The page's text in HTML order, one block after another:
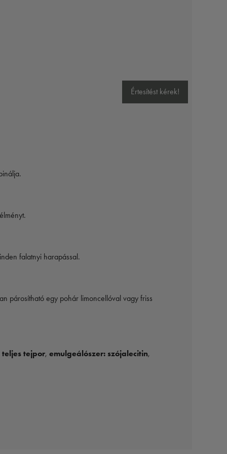
Értesítést kérek!
falatnyi harapással.
párosítható egy pohár limoncellóval vagy friss
teljes tejpor, emulgeálószer: szójalecitin,